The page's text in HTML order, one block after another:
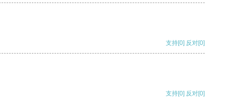
支持[0] 反对[0]
支持[0] 反对[0]